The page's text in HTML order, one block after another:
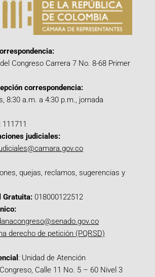
Congreso Carrera 7 No. 8-68 Primer
correspondencia:
8:30 a.m. a 4:30 p.m., jornada
111711
judiciales:
quejas, reclamos, sugerencias y
Gratuita: 018000122512
derecho de petición (PQRSD)
: Unidad de Atención
Calle 11 No. 5 – 60 Nivel 3